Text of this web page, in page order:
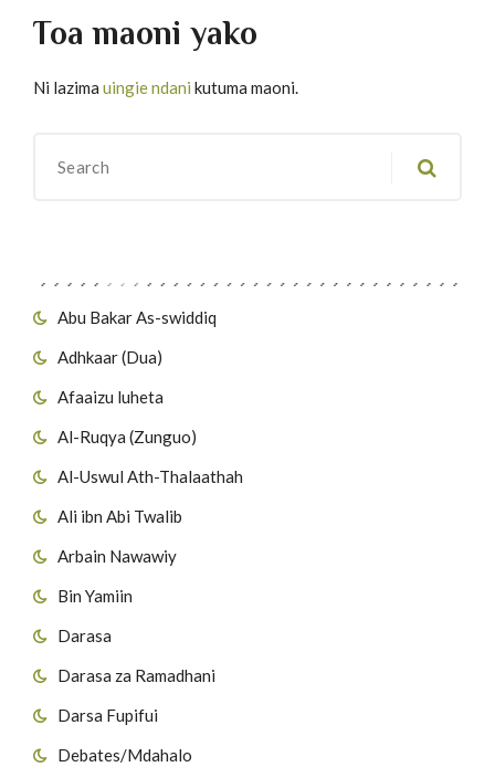
Abu Bakar As-swiddiq
Adhkaar (Dua)
Afaaizu luheta
Al-Ruqya (Zunguo)
Al-Uswul Ath-Thalaathah
Ali ibn Abi Twalib
Arbain Nawawiy
Bin Yamiin
Darasa
Darasa za Ramadhani
Darsa Fupifui
Debates/Mdahalo
Toa maoni yako
Ni lazima uingie ndani kutuma maoni.